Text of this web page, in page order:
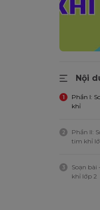
Nội
1
Phần I:
khỉ
2
Phần II:
tim khỉ
3
Soạn
khỉ lớp 2